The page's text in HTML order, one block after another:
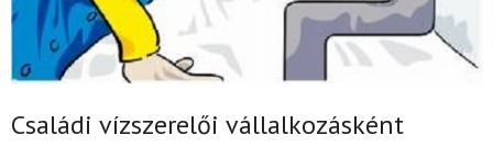
Családi vízszerelői vállalkozásként